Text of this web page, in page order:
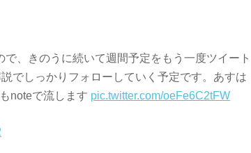
、きのうに続いて週間予定をもう一度ツイート
でしっかりフォローしていく予定です。あすは
noteで流します pic.twitter.com/oeFe6C2tFW